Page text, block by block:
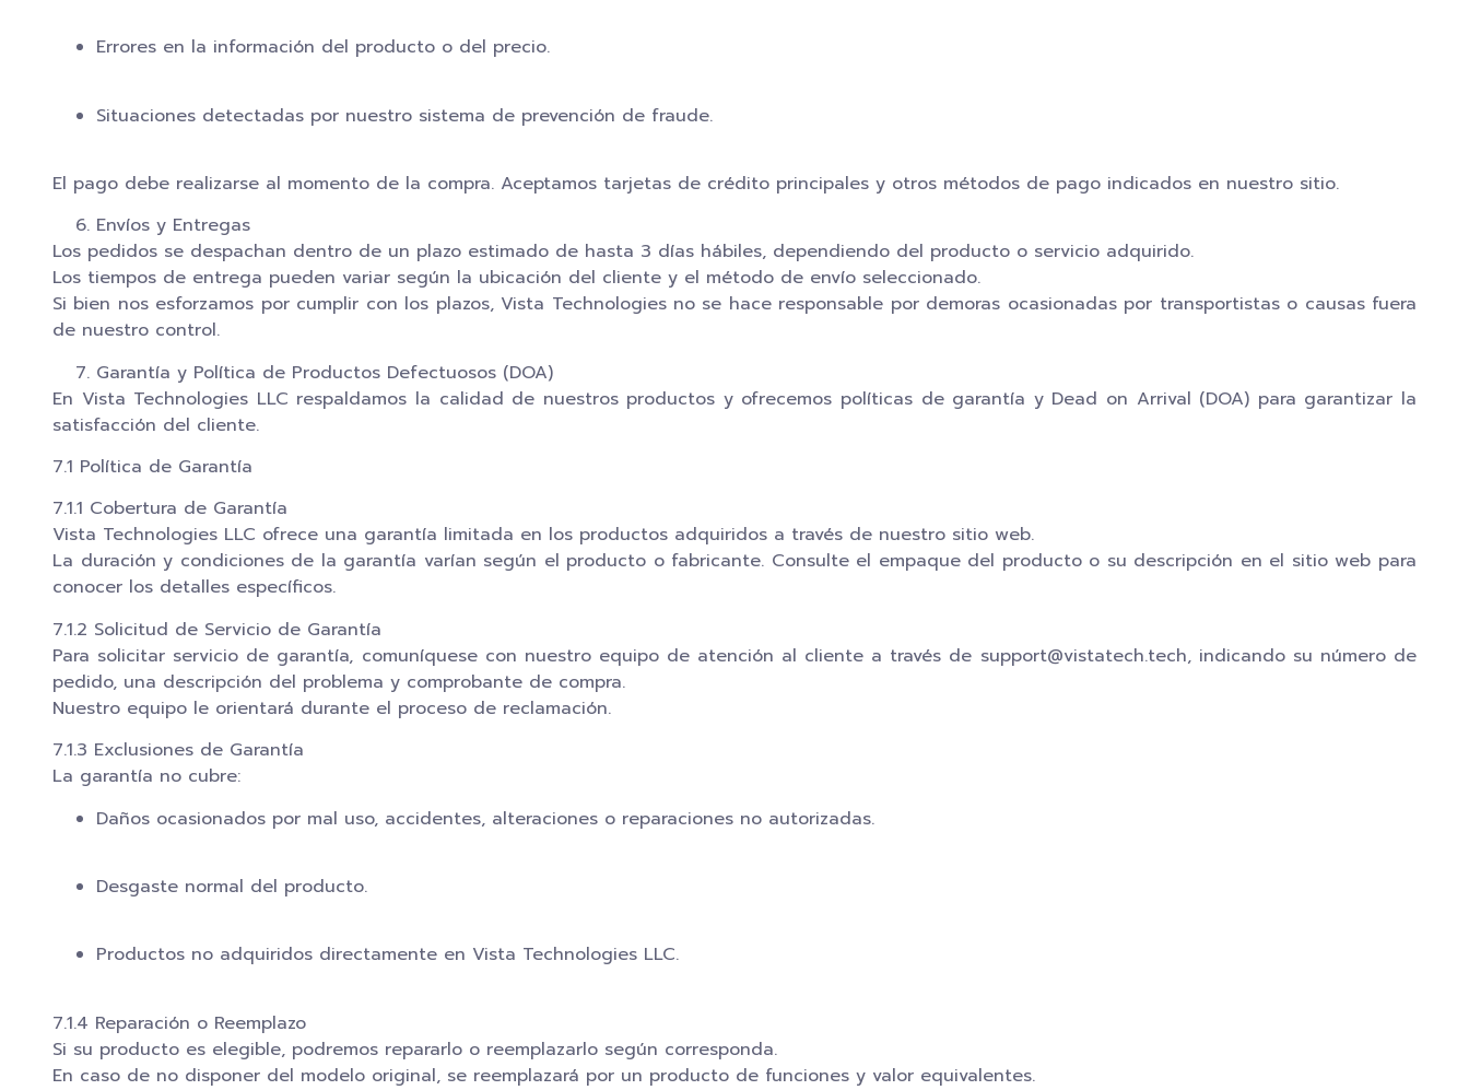
Errores en la información del producto o del precio.
Situaciones detectadas por nuestro sistema de prevención de fraude.
El pago debe realizarse al momento de la compra. Aceptamos tarjetas de crédito principales y otros métodos de pago indicados en nuestro sitio.
Envíos y Entregas
Los pedidos se despachan dentro de un plazo estimado de hasta 3 días hábiles, dependiendo del producto o servicio adquirido.
Los tiempos de entrega pueden variar según la ubicación del cliente y el método de envío seleccionado.
Si bien nos esforzamos por cumplir con los plazos, Vista Technologies no se hace responsable por demoras ocasionadas por transportistas o causas fuera
de nuestro control.
Garantía y Política de Productos Defectuosos (DOA)
En Vista Technologies LLC respaldamos la calidad de nuestros productos y ofrecemos políticas de garantía y Dead on Arrival (DOA) para garantizar la
satisfacción del cliente.
7.1 Política de Garantía
7.1.1 Cobertura de Garantía
Vista Technologies LLC ofrece una garantía limitada en los productos adquiridos a través de nuestro sitio web.
La duración y condiciones de la garantía varían según el producto o fabricante. Consulte el empaque del producto o su descripción en el sitio web para
conocer los detalles específicos.
7.1.2 Solicitud de Servicio de Garantía
Para solicitar servicio de garantía, comuníquese con nuestro equipo de atención al cliente a través de support@vistatech.tech, indicando su número de
pedido, una descripción del problema y comprobante de compra.
Nuestro equipo le orientará durante el proceso de reclamación.
7.1.3 Exclusiones de Garantía
La garantía no cubre:
Daños ocasionados por mal uso, accidentes, alteraciones o reparaciones no autorizadas.
Desgaste normal del producto.
Productos no adquiridos directamente en Vista Technologies LLC.
7.1.4 Reparación o Reemplazo
Si su producto es elegible, podremos repararlo o reemplazarlo según corresponda.
En caso de no disponer del modelo original, se reemplazará por un producto de funciones y valor equivalentes.